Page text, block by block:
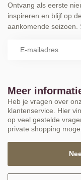
Meer
Heb je vragen over
klantenservice. Hier
op veel gestelde
private shopping
Ontvang als eerste
inspireren en blijf op
aankomende seizoen.